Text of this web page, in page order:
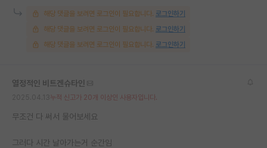
해당 댓글을 보려면 로그인이 필요합니다. 로그인하기
해당 댓글을 보려면 로그인이 필요합니다. 로그인하기
해당 댓글을 보려면 로그인이 필요합니다. 로그인하기
열정적인 비트겐슈타인
누적 신고가 20개 이상인 사용자입니다.
무조건 다 써서 물어보세요
그러다 시간 날아가는거 순간임